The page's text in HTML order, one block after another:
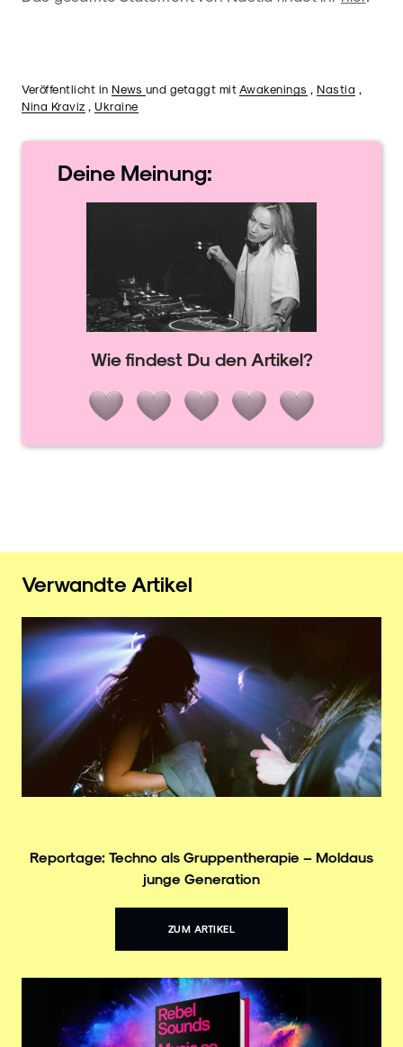
Veröffentlicht in News und getaggt mit Awakenings Nastia
Nina Kraviz
Ukraine
Deine Meinung:
Wie findest Du den Artikel?
Verwandte Artikel
Reportage: Techno als Gruppentherapie – Moldaus
junge Generation
ZUM ARTIKEL